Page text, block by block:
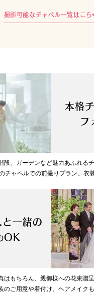
撮影可能なチャペル一覧はこち
本格
フ
段、ガーデンなど魅力あふれる
チャペルでの前撮りプラン。衣
一緒の
OK
はもちろん、親御様への花束贈
のご用意や着付け、ヘアメイクも